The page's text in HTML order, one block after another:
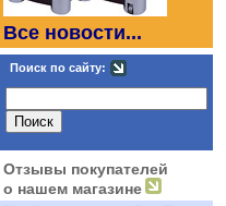
Все новости...
Поиск по сайту:
Отзывы покупателей
о нашем магазине